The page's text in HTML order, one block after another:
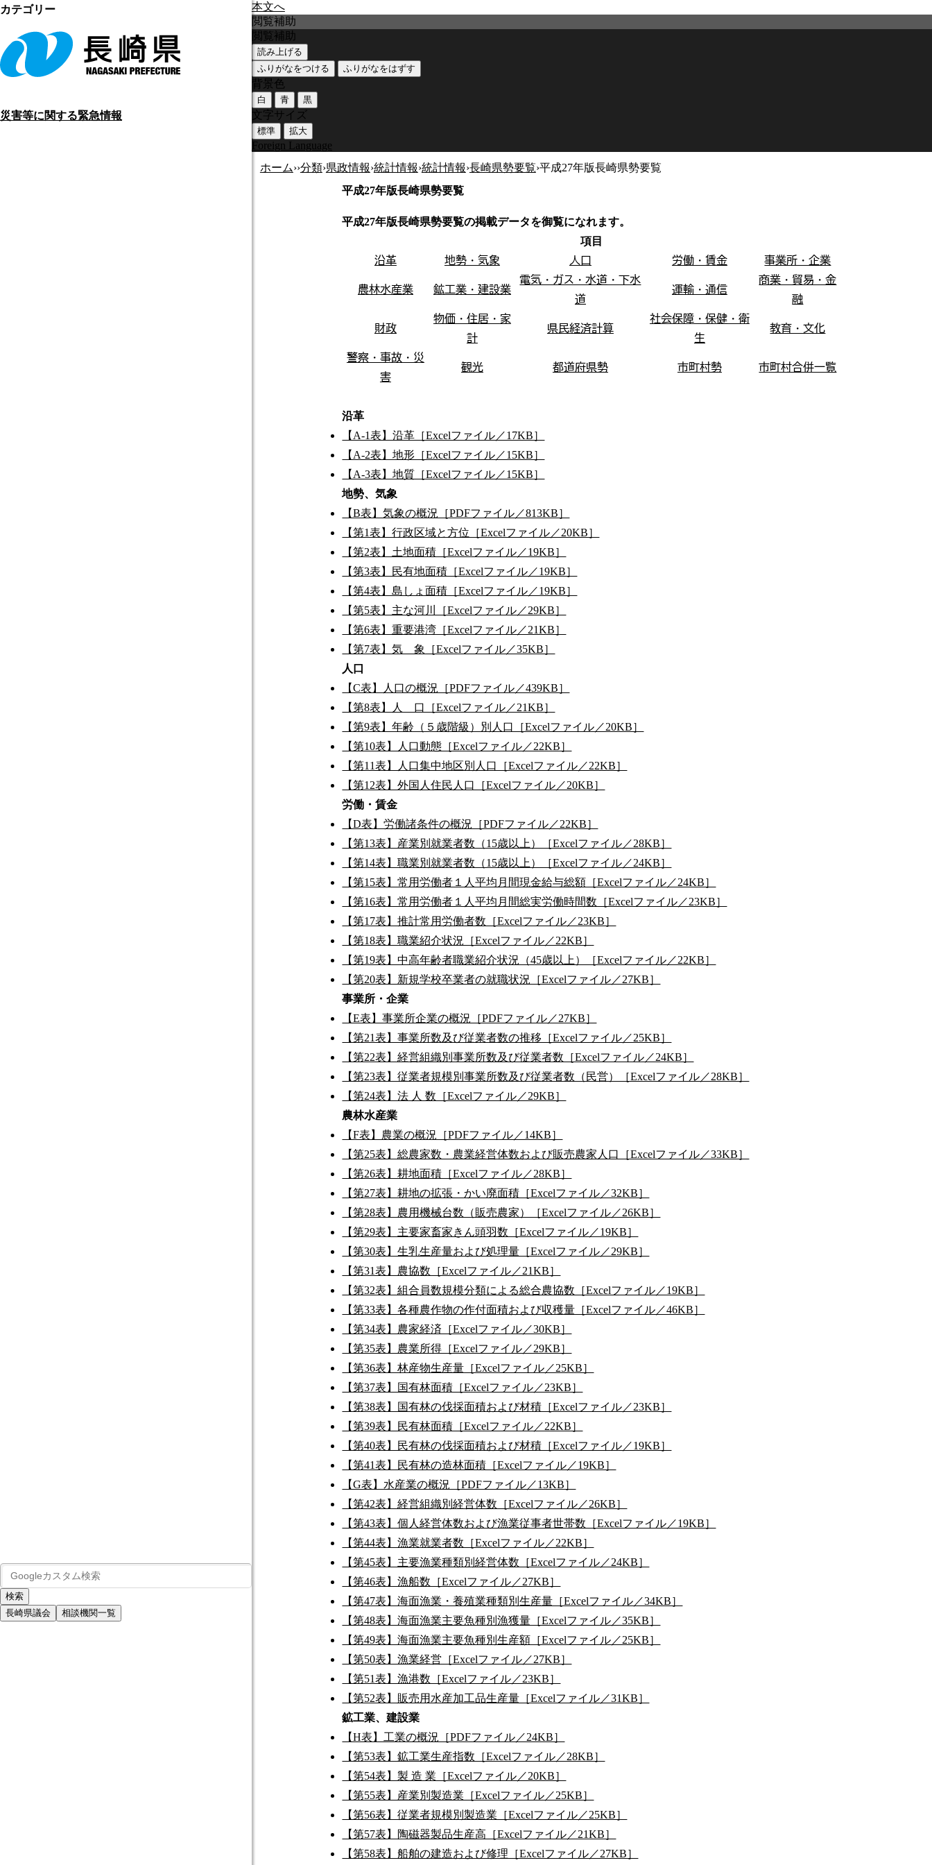
本文へ
災害等に関する緊急情報
長崎県議会 相談機関一覧
閲覧補助
閲覧補助
読み上げる
ふりがなをつける
ふりがなをはずす
背景色
白 青 黒
文字サイズ
標準 拡大
Foreign Language
ホーム››分類›県政情報›統計情報›統計情報›長崎県勢要覧›平成27年版長崎県勢要覧
平成27年版長崎県勢要覧
平成27年版長崎県勢要覧の掲載データを御覧になれます。
項目
沿革 地勢・気象 人口 労働・賃金
事業所・企業
農林水産業
鉱工業・建設業
電気・ガス・水道・下水
道
運輸・通信
商業・貿易・金
融
財政
物価・住居・家
計
県民経済計算
社会保障・保健・衛
生
教育・文化
警察・事故・災
害
観光 都道府県勢 市町村勢 市町村合併一覧
沿革
【A-1表】沿革［Excelファイル／17KB］
【A-2表】地形［Excelファイル／15KB］
【A-3表】地質［Excelファイル／15KB］
地勢、気象
【B表】気象の概況［PDFファイル／813KB］
【第1表】行政区域と方位［Excelファイル／20KB］
【第2表】土地面積［Excelファイル／19KB］
【第3表】民有地面積［Excelファイル／19KB］
【第4表】島しょ面積［Excelファイル／19KB］
【第5表】主な河川［Excelファイル／29KB］
【第6表】重要港湾［Excelファイル／21KB］
【第7表】気 象［Excelファイル／35KB］
人口
【C表】人口の概況［PDFファイル／439KB］
【第8表】人 口［Excelファイル／21KB］
【第9表】年齢（５歳階級）別人口［Excelファイル／20KB］
【第10表】人口動態［Excelファイル／22KB］
【第11表】人口集中地区別人口［Excelファイル／22KB］
【第12表】外国人住民人口［Excelファイル／20KB］
労働・賃金
【D表】労働諸条件の概況［PDFファイル／22KB］
【第13表】産業別就業者数（15歳以上）［Excelファイル／28KB］
【第14表】職業別就業者数（15歳以上）［Excelファイル／24KB］
【第15表】常用労働者１人平均月間現金給与総額［Excelファイル／24KB］
【第16表】常用労働者１人平均月間総実労働時間数［Excelファイル／23KB］
【第17表】推計常用労働者数［Excelファイル／23KB］
【第18表】職業紹介状況［Excelファイル／22KB］
【第19表】中高年齢者職業紹介状況（45歳以上）［Excelファイル／22KB］
【第20表】新規学校卒業者の就職状況［Excelファイル／27KB］
事業所・企業
【E表】事業所企業の概況［PDFファイル／27KB］
【第21表】事業所数及び従業者数の推移［Excelファイル／25KB］
【第22表】経営組織別事業所数及び従業者数［Excelファイル／24KB］
【第23表】従業者規模別事業所数及び従業者数（民営）［Excelファイル／28KB］
【第24表】法 人 数［Excelファイル／29KB］
農林水産業
【F表】農業の概況［PDFファイル／14KB］
【第25表】総農家数・農業経営体数および販売農家人口［Excelファイル／33KB］
【第26表】耕地面積［Excelファイル／28KB］
【第27表】耕地の拡張・かい廃面積［Excelファイル／32KB］
【第28表】農用機械台数（販売農家）［Excelファイル／26KB］
【第29表】主要家畜家きん頭羽数［Excelファイル／19KB］
【第30表】生乳生産量および処理量［Excelファイル／29KB］
【第31表】農協数［Excelファイル／21KB］
【第32表】組合員数規模分類による総合農協数［Excelファイル／19KB］
【第33表】各種農作物の作付面積および収穫量［Excelファイル／46KB］
【第34表】農家経済［Excelファイル／30KB］
【第35表】農業所得［Excelファイル／29KB］
【第36表】林産物生産量［Excelファイル／25KB］
【第37表】国有林面積［Excelファイル／23KB］
【第38表】国有林の伐採面積および材積［Excelファイル／23KB］
【第39表】民有林面積［Excelファイル／22KB］
【第40表】民有林の伐採面積および材積［Excelファイル／19KB］
【第41表】民有林の造林面積［Excelファイル／19KB］
【G表】水産業の概況［PDFファイル／13KB］
【第42表】経営組織別経営体数［Excelファイル／26KB］
【第43表】個人経営体数および漁業従事者世帯数［Excelファイル／19KB］
【第44表】漁業就業者数［Excelファイル／22KB］
【第45表】主要漁業種類別経営体数［Excelファイル／24KB］
【第46表】漁船数［Excelファイル／27KB］
【第47表】海面漁業・養殖業種類別生産量［Excelファイル／34KB］
【第48表】海面漁業主要魚種別漁獲量［Excelファイル／35KB］
【第49表】海面漁業主要魚種別生産額［Excelファイル／25KB］
【第50表】漁業経営［Excelファイル／27KB］
【第51表】漁港数［Excelファイル／23KB］
【第52表】販売用水産加工品生産量［Excelファイル／31KB］
鉱工業、建設業
【H表】工業の概況［PDFファイル／24KB］
【第53表】鉱工業生産指数［Excelファイル／28KB］
【第54表】製 造 業［Excelファイル／20KB］
【第55表】産業別製造業［Excelファイル／25KB］
【第56表】従業者規模別製造業［Excelファイル／25KB］
【第57表】陶磁器製品生産高［Excelファイル／21KB］
【第58表】船舶の建造および修理［Excelファイル／27KB］
カテゴリー